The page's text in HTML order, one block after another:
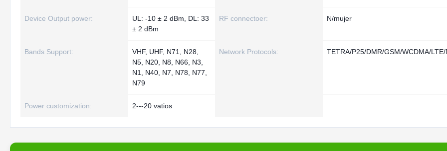
Device Output power:
UL: -10 ± 2 dBm, DL: 33
± 2 dBm
RF connectoer: N/mujer
Bands Support:
VHF, UHF, N71, N28,
N5, N20, N8, N66, N3,
N1, N40, N7, N78, N77,
N79
Network Protocols: TETRA/P25/DMR/GSM/WCDMA/
Power customization: 2---20 vatios